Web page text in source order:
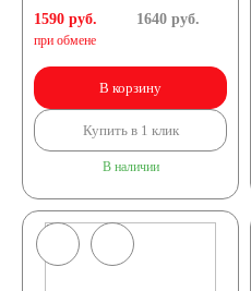
1590 руб.
при обмене
1640руб.
В корзину
Купить в 1 клик
В наличии